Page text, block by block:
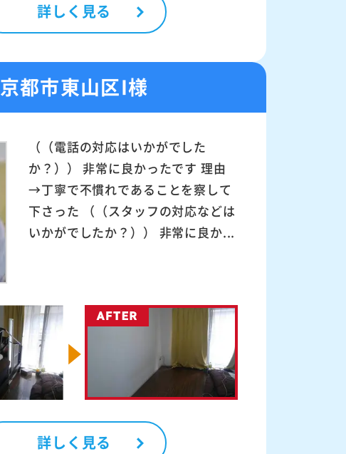
詳しく見る
京都市東山区I様
（（電話の対応はいかがでした
か？）） 非常に良かったです 理由
→丁寧で不慣れであることを察して
下さった （（スタッフの対応などは
いかがでしたか？）） 非常に良か...
詳しく見る